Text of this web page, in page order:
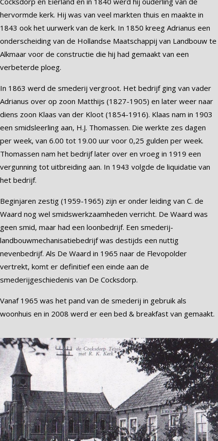
hervormde kerk. Hij was van veel markten thuis en maakte in
1843 ook het uurwerk van de kerk. In 1850 kreeg Adrianus een
onderscheiding van de Hollandse Maatschappij van Landbouw te
Alkmaar voor de constructie die hij had gemaakt van een
verbeterde ploeg.
In 1863 werd de smederij vergroot. Het bedrijf ging van vader
Adrianus over op zoon Matthijs (1827-1905) en later weer naar
diens zoon Klaas van der Kloot (1854-1916). Klaas nam in 1903
een smidsleerling aan, H.J. Thomassen. Die werkte zes dagen
per week, van 6.00 tot 19.00 uur voor 0,25 gulden per week.
Thomassen nam het bedrijf later over en vroeg in 1919 een
vergunning tot uitbreiding aan. In 1943 volgde de liquidatie van
het bedrijf.
Beginjaren zestig (1959-1965) zijn er onder leiding van C. de
Waard nog wel smidswerkzaamheden verricht. De Waard was
geen smid, maar had een loonbedrijf. Een smederij-
landbouwmechanisatiebedrijf was destijds een nuttig
nevenbedrijf. Als De Waard in 1965 naar de Flevopolder
vertrekt, komt er definitief een einde aan de
smederijgeschiedenis van De Cocksdorp.
Vanaf 1965 was het pand van de smederij in gebruik als
woonhuis en in 2008 werd er een bed & breakfast van gemaakt.